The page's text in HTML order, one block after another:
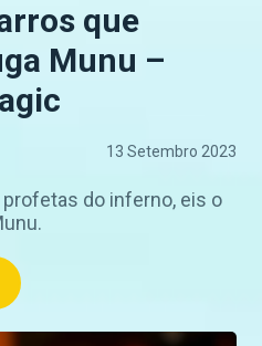
que
Munu –
13 Setembro 2023
do inferno, eis o